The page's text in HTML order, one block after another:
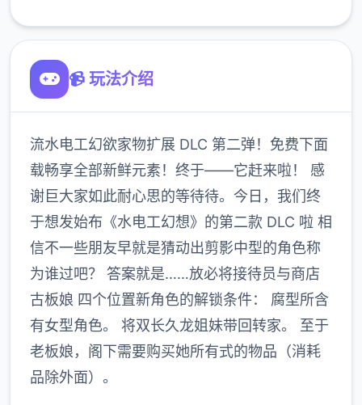
📹 玩法介绍
流水电工幻欲家物扩展 DLC 第二弹！免费下面
载畅享全部新鲜元素！终于——它赶来啦！ 感
谢巨大家如此耐心思的等待待。今日，我们终
于想发始布《水电工幻想》的第二款 DLC 啦 相
信不一些朋友早就是猜动出剪影中型的角色称
为谁过吧？ 答案就是……放必将接待员与商店
古板娘 四个位置新角色的解锁条件： 腐型所含
有女型角色。 将双长久龙姐妹带回转家。 至于
老板娘，阁下需要购买她所有式的物品（消耗
品除外面）。